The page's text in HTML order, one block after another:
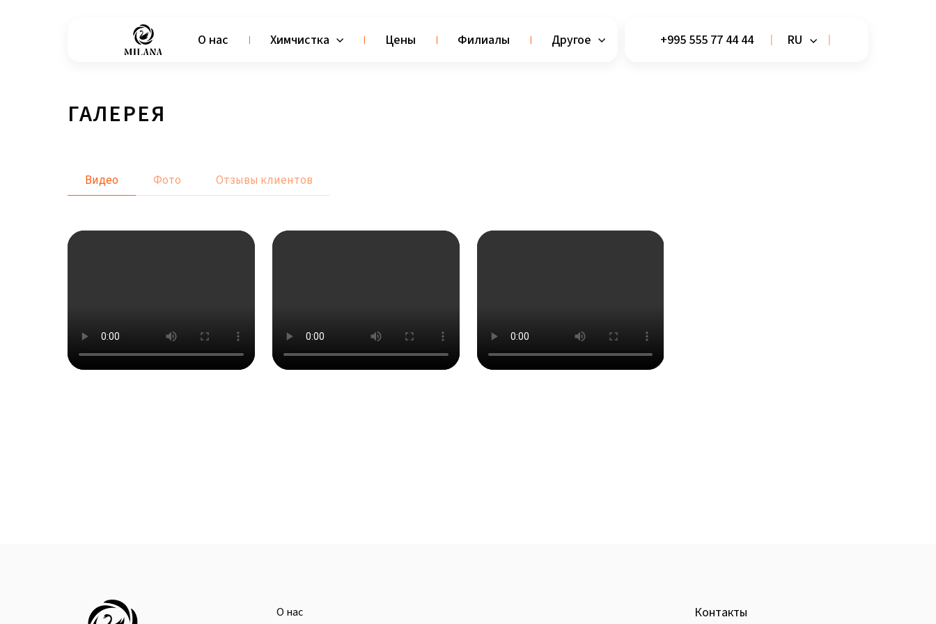
+995 555 77 44 44 RU
О нас Химчистка Цены Филиалы Другое
ГАЛЕРЕЯ
Видео Фото Отзывы клиентов
О нас Контакты